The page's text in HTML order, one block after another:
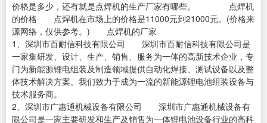
价格是多少，还有就是点焊机的生产厂家有哪些。 点焊机
的价格 点焊机在市场上的价格是11000元到21000元。(价格来
源网络，仅供参考。) 点焊机的厂家
1、深圳市百耐信科技有限公司 深圳市百耐信科技有限公司是
一家集研发、设计、生产、销售、服务为一体的高新技术企业，专
门为新能源锂电组装及制造领域提供自动化焊接、测试设备以及整
体技术解决方案。我们致力于成为一流的新能源锂电池组装设备与
技术服务商。
2、深圳市广惠通机械设备有限公司 深圳市广惠通机械设备有
限公司是一家主要研发和生产及销售为一体锂电池设备行业的高科